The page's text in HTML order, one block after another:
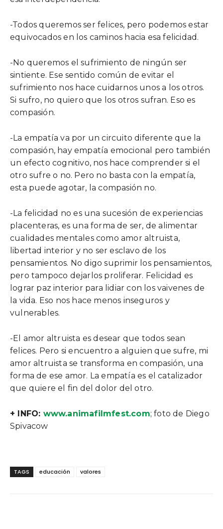
-Todos queremos ser felices, pero podemos estar
equivocados en los caminos hacia esa felicidad.
-No queremos el sufrimiento de ningún ser
sintiente. Ese sentido común de evitar el
sufrimiento nos hace cuidarnos unos a los otros.
Si sufro, no quiero que los otros sufran. Eso es
compasión.
-La empatía va por un circuito diferente que la
compasión, hay empatía emocional pero también
un efecto cognitivo, nos hace comprender si el
otro sufre o no. Pero no basta con la empatía,
esta puede agotar, la compasión no.
-La felicidad no es una sucesión de experiencias
placenteras, es una forma de ser, de alimentar
cualidades mentales como amor altruista,
libertad interior y no ser esclavo de los
pensamientos. No digo suprimir los pensamientos,
pero tampoco dejarlos proliferar. Felicidad es
lograr paz interior para lidiar con los vaivenes de
la vida. Eso nos hace menos inseguros y
vulnerables.
-El amor altruista es desear que todos sean
felices. Pero si encuentro a alguien que sufre, mi
amor altruista se transforma en compasión, una
forma de ese amor. La empatía es el catalizador
que quiere el fin del dolor del otro.
+ INFO: www.animafilmfest.com; foto de Diego
Spivacow
TAGS educación valores